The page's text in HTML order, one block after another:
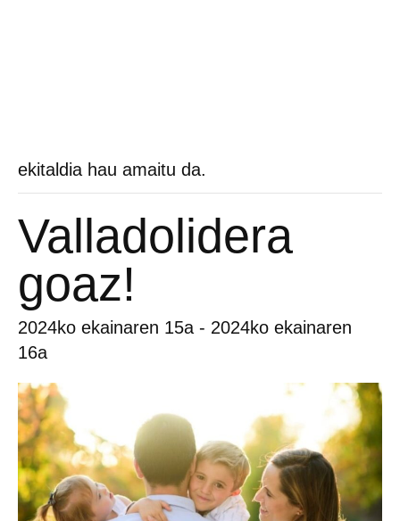
ekitaldia hau amaitu da.
Valladolidera
goaz!
2024ko ekainaren 15a - 2024ko ekainaren
16a